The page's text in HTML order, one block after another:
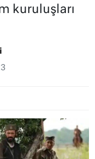
kuruluşları